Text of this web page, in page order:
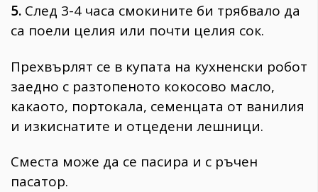
5. След 3-4 часа смокините би трябвало да
са поели целия или почти целия сок.
Прехвърлят се в купата на кухненски робот
заедно с разтопеното кокосово масло,
какаото, портокала, семенцата от ванилия
и изкиснатите и отцедени лешници.
Сместа може да се пасира и с ръчен
пасатор.